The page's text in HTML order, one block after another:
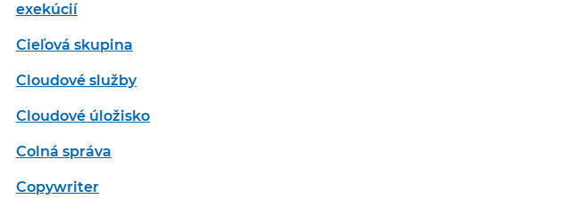
exekúcií
Cieľová skupina
Cloudové služby
Cloudové úložisko
Colná správa
Copywriter